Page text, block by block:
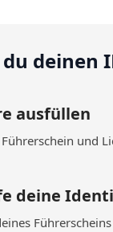
deinen
ausfüllen
und
deine